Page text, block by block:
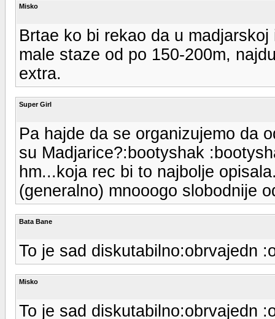
Misko
Brtae ko bi rekao da u
male staze od po 150-200m,
extra.
Super Girl
Pa hajde da se organizujemo da
su Madjarice?:bootyshak
hm...koja rec bi to najbolje
(generalno) mnooogo slobodnije
Bata Bane
To je sad diskutabilno:obrvajedn
Misko
To je sad diskutabilno:obrvajedn